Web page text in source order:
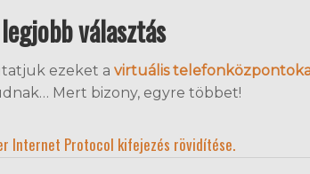
választás
ezeket a virtuális
Mert bizony, egyre többet!
Internet Protocol kifejezés rövidítése.